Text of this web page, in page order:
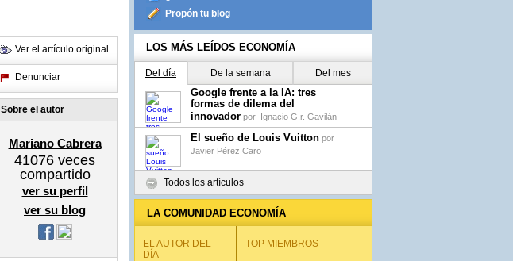
Ver el artículo original
Denunciar
Sobre el autor
Mariano Cabrera
41076 veces
compartido
ver su perfil
ver su blog
Propón tu blog
LOS MÁS LEÍDOS ECONOMÍA
Del día De la semana Del mes
Google frente a la IA: tres
formas de dilema del
innovador por Ignacio G.r. Gavilán
El sueño de Louis Vuitton por
Javier Pérez Caro
Todos los artículos
LA COMUNIDAD ECONOMÍA
EL AUTOR DEL
DÍA
TOP MIEMBROS